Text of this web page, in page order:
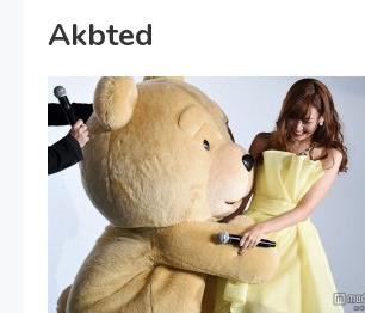
Akbted